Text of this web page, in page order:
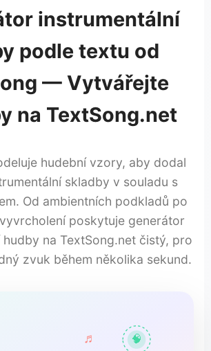
instrumentální
podle textu od
— Vytvářejte
na TextSong.net
hudební vzory, aby dodal
skladby v souladu s
Od ambientních podkladů po
poskytuje generátor
hudby na TextSong.net čistý, pro
zvuk během několika sekund.
♬ 🧠